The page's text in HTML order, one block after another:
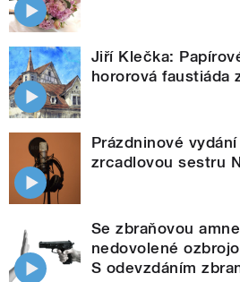
Jiří Klečka:
hororová faustiáda
Prázdninové
zrcadlovou sestru
Se zbraňovou
nedovolené
S odevzdáním